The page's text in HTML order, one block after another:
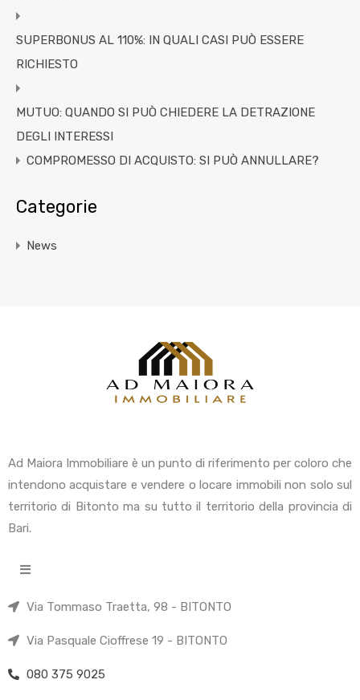
SUPERBONUS AL 110%: IN QUALI CASI PUÒ ESSERE
RICHIESTO
MUTUO: QUANDO SI PUÒ CHIEDERE LA DETRAZIONE
DEGLI INTERESSI
COMPROMESSO DI ACQUISTO: SI PUÒ ANNULLARE?
Categorie
News
Ad Maiora Immobiliare è un punto di riferimento per coloro che
intendono acquistare e vendere o locare immobili non solo sul
territorio di Bitonto ma su tutto il territorio della provincia di
Bari.
Via Tommaso Traetta, 98 - BITONTO
Via Pasquale Cioffrese 19 - BITONTO
080 375 9025